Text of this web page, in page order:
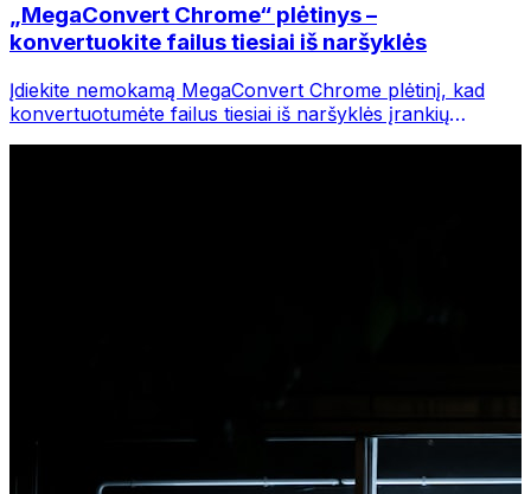
„MegaConvert Chrome“ plėtinys –
konvertuokite failus tiesiai iš naršyklės
Įdiekite nemokamą MegaConvert Chrome plėtinį, kad
konvertuotumėte failus tiesiai iš naršyklės įrankių